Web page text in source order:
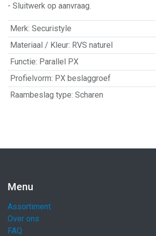
- Sluitwerk op aanvraag.
Merk: Securistyle
Materiaal / Kleur: RVS naturel
Functie: Parallel PX
Profielvorm: PX beslaggroef
Raambeslag type: Scharen
Menu
Assortiment
Over ons
FAQ